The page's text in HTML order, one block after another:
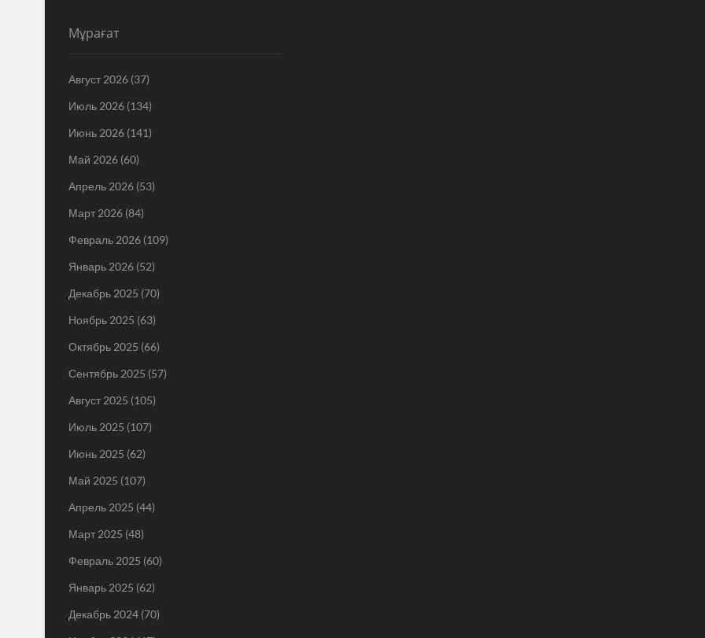
Мұрағат
Август 2026 (37)
Июль 2026 (134)
Июнь 2026 (141)
Май 2026 (60)
Апрель 2026 (53)
Март 2026 (84)
Февраль 2026 (109)
Январь 2026 (52)
Декабрь 2025 (70)
Ноябрь 2025 (63)
Октябрь 2025 (66)
Сентябрь 2025 (57)
Август 2025 (105)
Июль 2025 (107)
Июнь 2025 (62)
Май 2025 (107)
Апрель 2025 (44)
Март 2025 (48)
Февраль 2025 (60)
Январь 2025 (62)
Декабрь 2024 (70)